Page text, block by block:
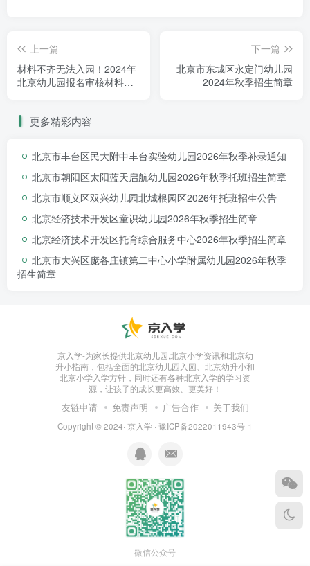
上一篇
材料不齐无法入园！2024年
北京幼儿园报名审核材料超
下一篇
北京市东城区永定门幼儿园
2024年秋季招生简章
更多精彩内容
北京市丰台区民大附中丰台实验幼儿园2026年秋季补录通知
北京市朝阳区太阳蓝天启航幼儿园2026年秋季托班招生简章
北京市顺义区双兴幼儿园北城根园区2026年托班招生公告
北京经济技术开发区童识幼儿园2026年秋季招生简章
北京经济技术开发区托育综合服务中心2026年秋季招生简章
北京市大兴区庞各庄镇第二中心小学附属幼儿园2026年秋季
招生简章
京入学-为家长提供北京幼儿园,北京小学资讯和北京幼
升小指南，包括全面的北京幼儿园入园、北京幼升小和
北京小学入学方针，同时还有各种北京入学的学习资
源，让孩子的成长更高效、更美好！
友链申请 免责声明 广告合作 关于我们
Copyright © 2024· 京入学 · 豫ICP备2022011943号-1
微信公众号